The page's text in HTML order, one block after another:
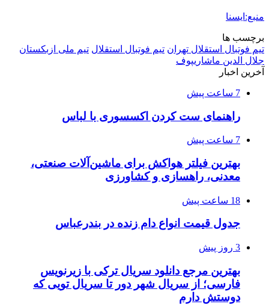
منبع:ایسنا
برچسب ها
تيم فوتبال استقلال تهران تیم فوتبال استقلال تیم ملی ازبکستان
جلال الدین ماشاریپوف
آخرین اخبار
7 ساعت پیش
راهنمای ست کردن اکسسوری با لباس
7 ساعت پیش
بهترین فیلتر هواکش برای ماشین‌آلات صنعتی،
معدنی، راهسازی و کشاورزی
18 ساعت پیش
جدول قیمت انواع دام زنده در بندرعباس
3 روز پیش
بهترین مرجع دانلود سریال ترکی با زیرنویس
فارسی؛ از سریال شهر دور تا سریال تویی که
دوستش دارم